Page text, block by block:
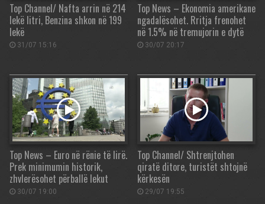
Top Channel/ Nafta arrin në 214
lekë litri, Benzina shkon në 199
lekë
31/07 15:16
Top News – Ekonomia amerikane
ngadalësohet. Rritja frenohet
në 1.5% në tremujorin e dytë
30/07 20:17
Top News – Euro në rënie të lirë.
Prek minimumin historik,
zhvlerësohet përballë lekut
30/07 19:00
Top Channel/ Shtrenjtohen
qiratë ditore, turistët shtojnë
kërkesën
29/07 19:55